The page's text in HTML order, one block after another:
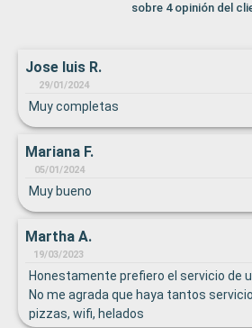
sobre 4 opinión del
Jose luis R.
29/01/2024
Muy completas
Mariana F.
05/01/2024
Muy bueno
Martha A.
19/03/2023
Honestamente prefiero el servicio de
No me agrada que haya tantos
pizzas, wifi, helados